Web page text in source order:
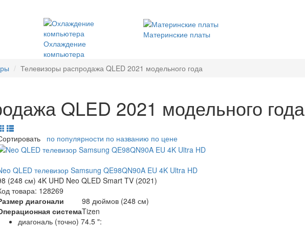
Охлаждение
компьютера
Материнские платы
Телевизоры распродажа QLED 2021 модельного года
QLED 2021 модельного года
по популярности по названию по цене
QLED телевизор Samsung QE98QN90A EU 4K Ultra HD
(248 см) 4K UHD Neo QLED Smart TV (2021)
товара: 128269
диагонали
98 дюймов (248 см)
системаTizen
диагональ (точно) 74.5 ":